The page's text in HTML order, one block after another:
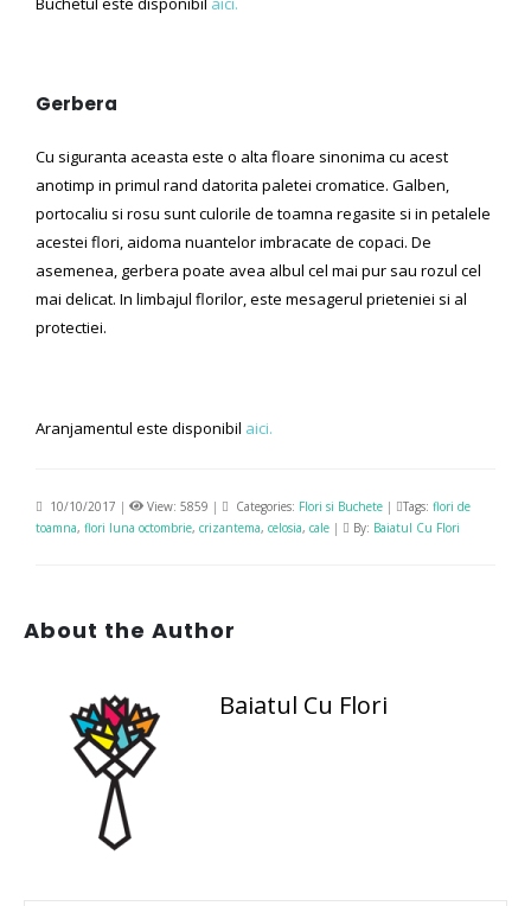
Gerbera
Cu siguranta aceasta este o alta floare sinonima cu acest
anotimp in primul rand datorita paletei cromatice. Galben,
portocaliu si rosu sunt culorile de toamna regasite si in petalele
acestei flori, aidoma nuantelor imbracate de copaci. De
asemenea, gerbera poate avea albul cel mai pur sau rozul cel
mai delicat. In limbajul florilor, este mesagerul prieteniei si al
protectiei.
Aranjamentul este disponibil aici.
10/10/2017 | View: 5859 | Categories: Flori si Buchete | Tags: flori de
toamna, flori luna octombrie, crizantema, celosia, cale | By: Baiatul Cu Flori
About the Author
Baiatul Cu Flori